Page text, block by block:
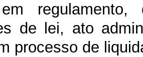
de lei, ato
processo de